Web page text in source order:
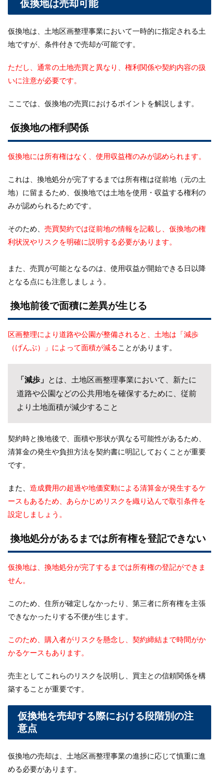
仮換地は売却可能
仮換地は、土地区画整理事業において一時的に指定される土
地ですが、条件付きで売却が可能です。
ただし、通常の土地売買と異なり、権利関係や契約内容の扱
いに注意が必要です。
ここでは、仮換地の売買におけるポイントを解説します。
仮換地の権利関係
仮換地には所有権はなく、使用収益権のみが認められます。
これは、換地処分が完了するまでは所有権は従前地（元の土
地）に留まるため、仮換地では土地を使用・収益する権利の
みが認められるためです。
そのため、 売買契約では従前地の情報を記載し、仮換地の権
利状況やリスクを明確に説明する必要があります。
また、売買が可能となるのは、使用収益が開始できる日以降
となる点にも注意しましょう。
換地前後で面積に差異が生じる
区画整理により道路や公園が整備されると、土地は「減歩
（げんぶ）」によって面積が減る ことがあります。
「減歩」 とは、土地区画整理事業において、新たに
道路や公園などの公共用地を確保するために、従前
より土地面積が減少すること
契約時と換地後で、面積や形状が異なる可能性があるため、
清算金の発生や負担方法を契約書に明記しておくことが重要
です。
また、 造成費用の超過や地価変動による清算金が発生するケ
ースもあるため、あらかじめリスクを織り込んで取引条件を
設定しましょう。
換地処分があるまでは所有権を登記できない
仮換地は、換地処分が完了するまでは所有権の登記ができま
せん。
このため、住所が確定しなかったり、第三者に所有権を主張
できなかったりする不便が生じます。
このため、購入者がリスクを懸念し、契約締結まで時間がか
かるケースもあります。
売主としてこれらのリスクを説明し、買主との信頼関係を構
築することが重要です。
仮換地を売却する際における段階別の注
意点
仮換地の売却は、土地区画整理事業の進捗に応じて慎重に進
める必要があります。